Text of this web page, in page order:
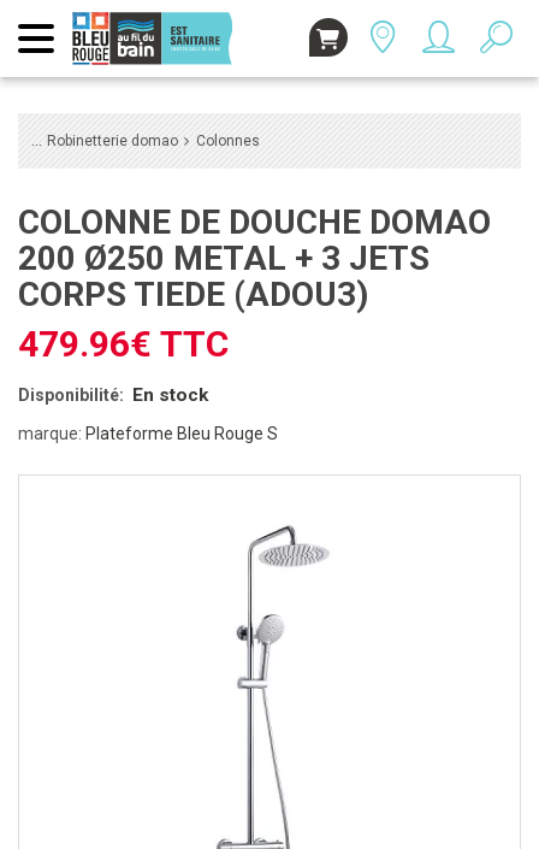
Robinetterie domao Colonnes
COLONNE DE DOUCHE DOMAO
200 Ø250 METAL + 3 JETS
CORPS TIEDE (ADOU3)
479.96€ TTC
Disponibilité: En stock
marque: Plateforme Bleu Rouge S